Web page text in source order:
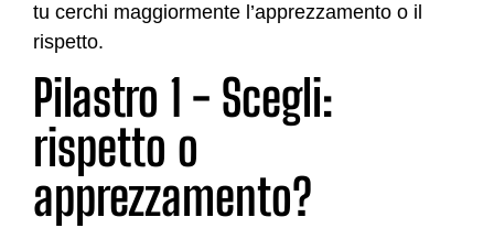
tu cerchi maggiormente l’apprezzamento o il
rispetto.
Pilastro 1 - Scegli:
rispetto o
apprezzamento?